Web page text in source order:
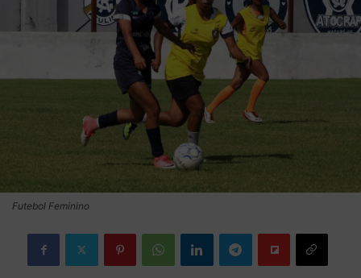
Futebol Feminino